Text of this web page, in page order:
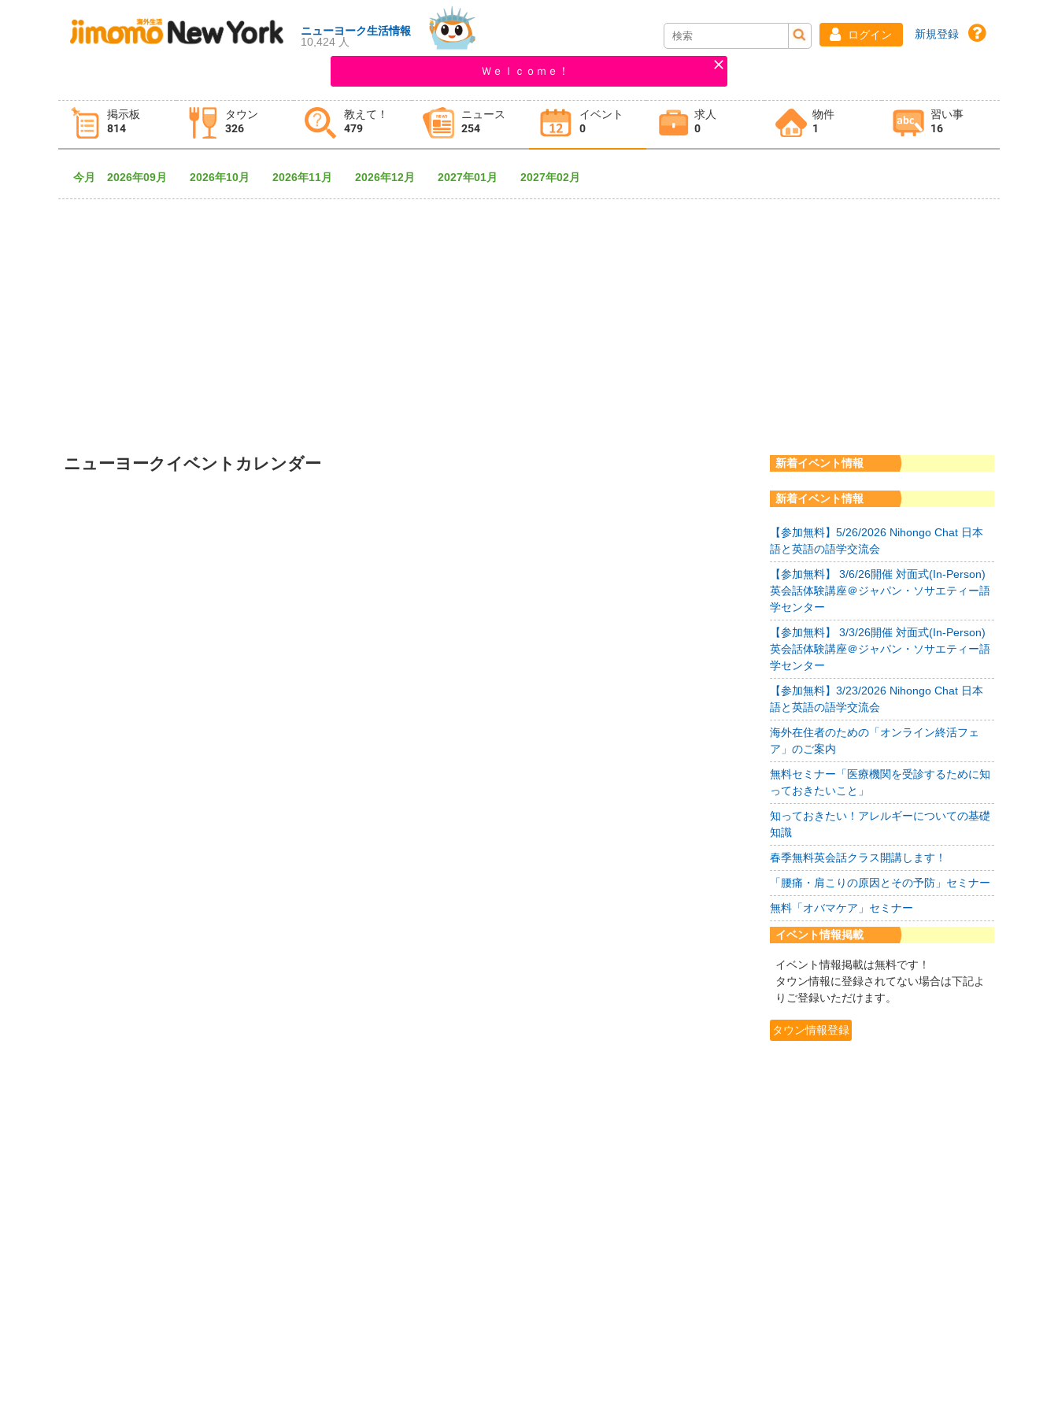
ニューヨーク生活情報
10,424 人
ログイン 新規登録
Ｗｅｌｃｏｍｅ！
掲示板
814
タウン
326
教えて！
479
ニュース
254
イベント
0
求人
0
物件
1
習い事
16
タウン情報
今月 2026年09月 2026年10月 2026年11月 2026年12月 2027年01月 2027年02月
ニューヨークイベントカレンダー 新着イベント情報
新着イベント情報
【参加無料】5/26/2026 Nihongo Chat 日本
語と英語の語学交流会
【参加無料】 3/6/26開催 対面式(In-Person)
英会話体験講座＠ジャパン・ソサエティー語
学センター
【参加無料】 3/3/26開催 対面式(In-Person)
英会話体験講座＠ジャパン・ソサエティー語
学センター
【参加無料】3/23/2026 Nihongo Chat 日本
語と英語の語学交流会
海外在住者のための「オンライン終活フェ
ア」のご案内
無料セミナー「医療機関を受診するために知
っておきたいこと」
知っておきたい！アレルギーについての基礎
知識
春季無料英会話クラス開講します！
「腰痛・肩こりの原因とその予防」セミナー
無料「オバマケア」セミナー
イベント情報掲載
イベント情報掲載は無料です！
タウン情報に登録されてない場合は下記よ
りご登録いただけます。
タウン情報登録